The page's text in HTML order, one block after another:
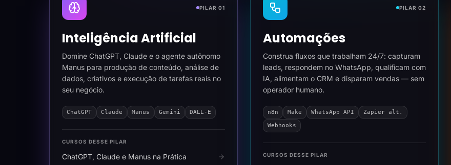
PILAR 01
Inteligência Artificial
Domine ChatGPT, Claude e o agente autônomo
Manus para produção de conteúdo, análise de
dados, criativos e execução de tarefas reais no
seu negócio.
ChatGPT Claude Manus Gemini DALL-E
CURSOS DESSE PILAR
ChatGPT, Claude e Manus na Prática
PILAR 02
Automações
Construa fluxos que trabalham 24/7: capturam
leads, respondem no WhatsApp, qualificam com
IA, alimentam o CRM e disparam vendas — sem
operador humano.
n8n Make WhatsApp API
Zapier alt.
Webhooks
CURSOS DESSE PILAR